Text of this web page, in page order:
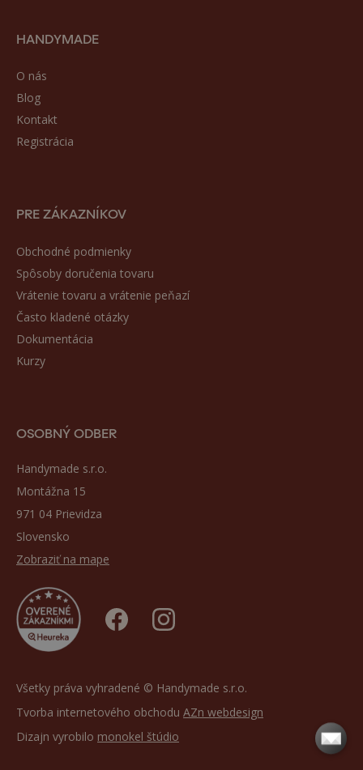
HANDYMADE
O nás
Blog
Kontakt
Registrácia
PRE ZÁKAZNÍKOV
Obchodné podmienky
Spôsoby doručenia tovaru
Vrátenie tovaru a vrátenie peňazí
Často kladené otázky
Dokumentácia
Kurzy
OSOBNÝ ODBER
Handymade s.r.o.
Montážna 15
971 04 Prievidza
Slovensko
Zobraziť na mape
Všetky práva vyhradené © Handymade s.r.o.
Tvorba internetového obchodu AZn webdesign
Dizajn vyrobilo monokel štúdio